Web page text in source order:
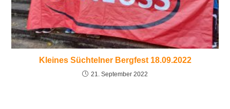
Kleines Süchtelner Bergfest 18.09.2022
21. September 2022